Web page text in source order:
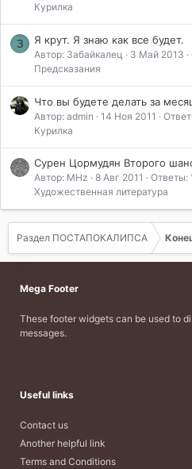
Курилка
З Я крут. Я знаю как все будет.
Автор: Забайкалец 3 Май 2013
Предсказания
Что вы будете делать за
Автор: admin 14 Ноя 2011
Курилка
Сурен Цормудян Второго
Автор: MHz 8 Авг 2011
Ответы:
Художественная литература
Раздел ПОСТАПОКАЛИПСА
Mega Footer
These footer widgets can be used to
messages.
Useful links
Contact us
Another helpful link
Terms and Conditions